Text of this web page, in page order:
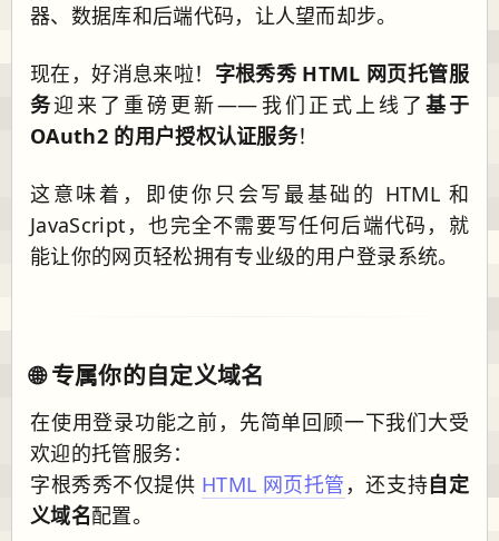
器、数据库和后端代码，让人望而却步。
现在，好消息来啦！ 字根秀秀 HTML 网页托管服
务迎来了重磅更新——我们正式上线了 基于
OAuth2 的用户授权认证服务！
这意味着，即使你只会写最基础的 HTML 和
JavaScript，也完全不需要写任何后端代码，就
能让你的网页轻松拥有专业级的用户登录系统。
🌐 专属你的自定义域名
在使用登录功能之前，先简单回顾一下我们大受
欢迎的托管服务：
字根秀秀不仅提供 HTML 网页托管 ，还支持自定
义域名配置。